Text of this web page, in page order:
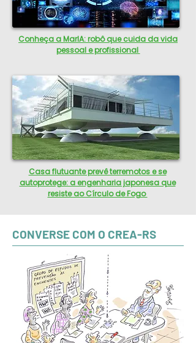
Conheça a MarIA: robô que cuida da vida
pessoal e profissional
Casa flutuante prevê terremotos e se
autoprotege: a engenharia japonesa que
resiste ao Círculo de Fogo
CONVERSE COM O CREA-RS